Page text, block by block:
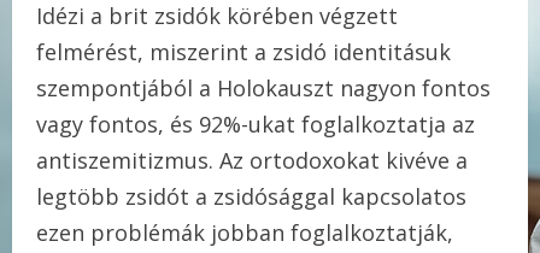
Idézi a brit zsidók körében végzett
felmérést, miszerint a zsidó identitásuk
szempontjából a Holokauszt nagyon fontos
vagy fontos, és 92%-ukat foglalkoztatja az
antiszemitizmus. Az ortodoxokat kivéve a
legtöbb zsidót a zsidósággal kapcsolatos
ezen problémák jobban foglalkoztatják,